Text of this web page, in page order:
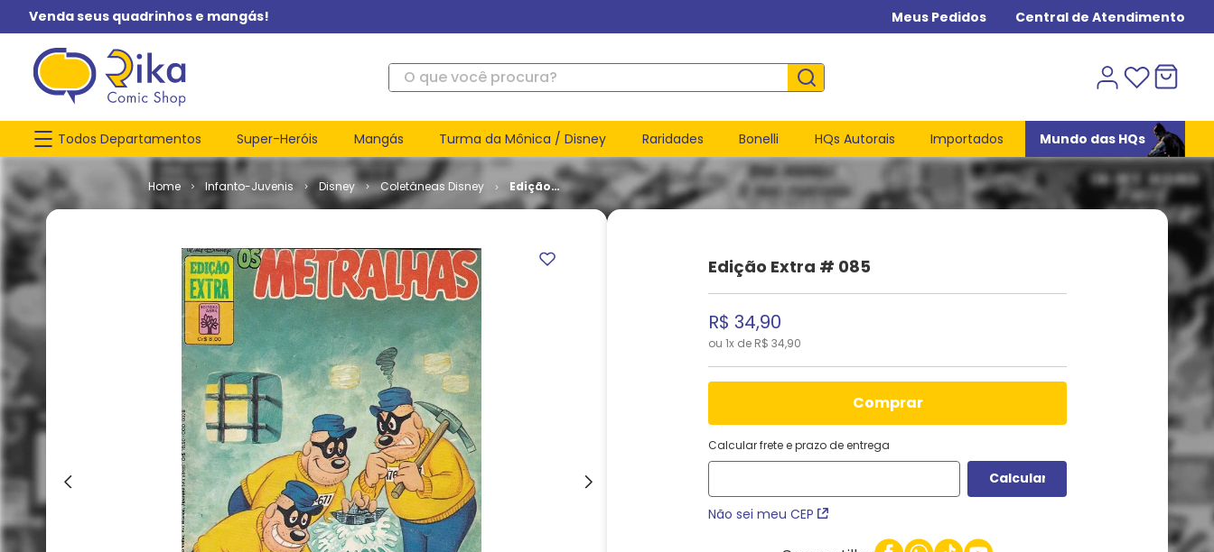
Venda seus quadrinhos e mangás! Meus Pedidos Central de Atendimento
O que você procura?
Todos Departamentos Super-Heróis Mangás Turma da Mônica / Disney Raridades Bonelli HQs Autorais Importados Mundo das HQs
Infanto-Juvenis Disney Coletâneas Disney
Edição
Extra #
Edição Extra # 085
R$ 34,90
ou 1x de R$ 34,90
comprar
Calcular frete e prazo de entrega
Não sei meu CEP